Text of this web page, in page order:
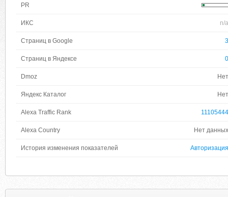
PR
ИКС n/a
Страниц в Google 3
Страниц в Яндексе 0
Dmoz Нет
Яндекс Каталог Нет
Alexa Traffic Rank 11105444
Alexa Country Нет данных
История изменения показателей Авторизация